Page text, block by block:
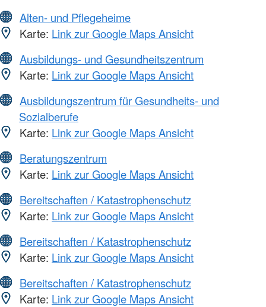
Alten- und Pflegeheime
Karte: Link zur Google Maps Ansicht
Ausbildungs- und Gesundheitszentrum
Karte: Link zur Google Maps Ansicht
Ausbildungszentrum für Gesundheits- und
Sozialberufe
Karte: Link zur Google Maps Ansicht
Beratungszentrum
Karte: Link zur Google Maps Ansicht
Bereitschaften / Katastrophenschutz
Karte: Link zur Google Maps Ansicht
Bereitschaften / Katastrophenschutz
Karte: Link zur Google Maps Ansicht
Bereitschaften / Katastrophenschutz
Karte: Link zur Google Maps Ansicht